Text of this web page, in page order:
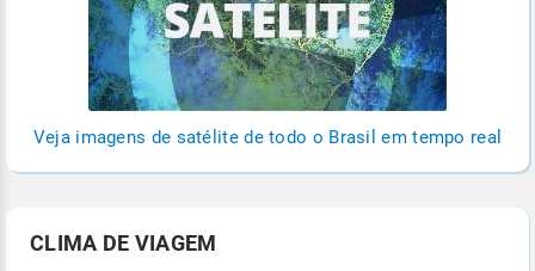
Veja imagens de satélite de todo o Brasil em tempo real
CLIMA DE VIAGEM